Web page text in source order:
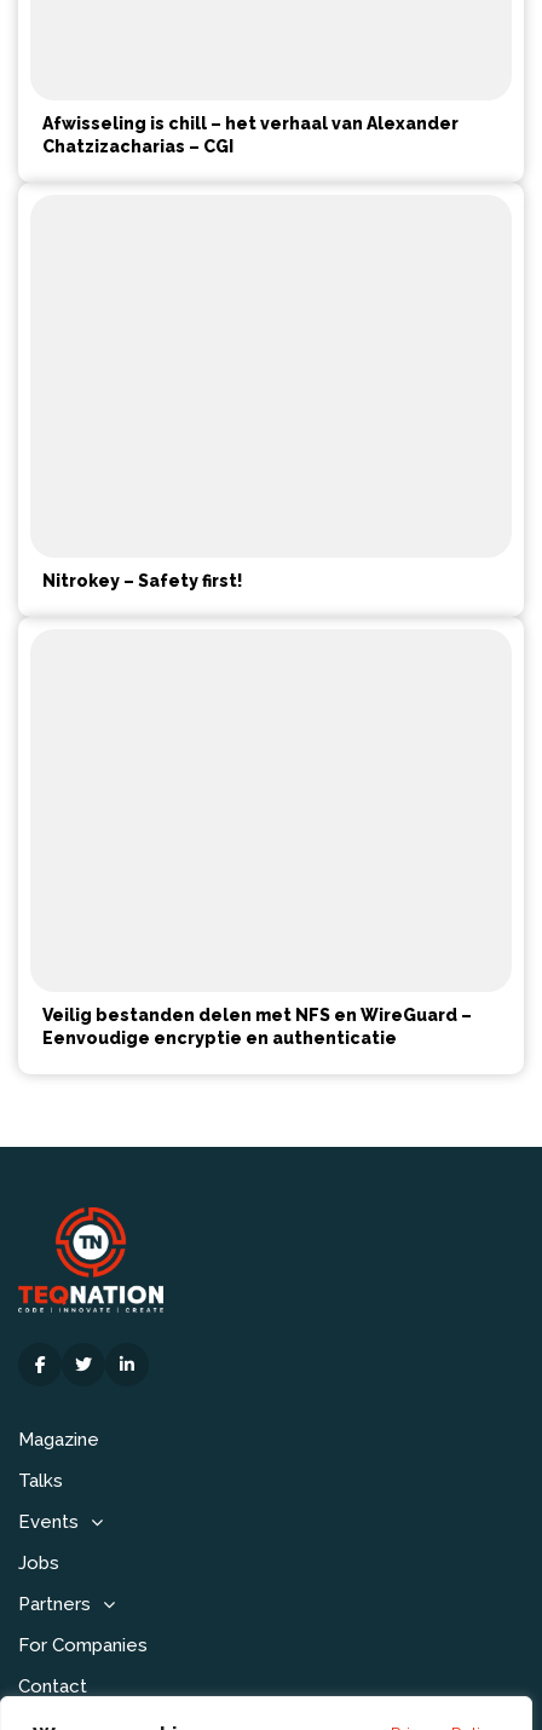
Afwisseling is chill – het verhaal van Alexander
Chatzizacharias – CGI
Nitrokey – Safety first!
Veilig bestanden delen met NFS en WireGuard –
Eenvoudige encryptie en authenticatie
Magazine
Talks
Events
Jobs
Partners
For Companies
Contact